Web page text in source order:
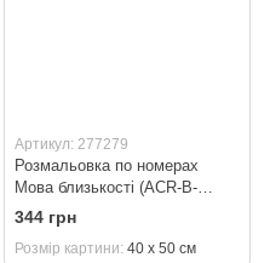
Артикул: 277279
Розмальовка по номерах
Мова близькості (ACR-B-
10030-AC) ArtCraft 40 х 50 см
344 грн
Розмір картини 40 х 50 см